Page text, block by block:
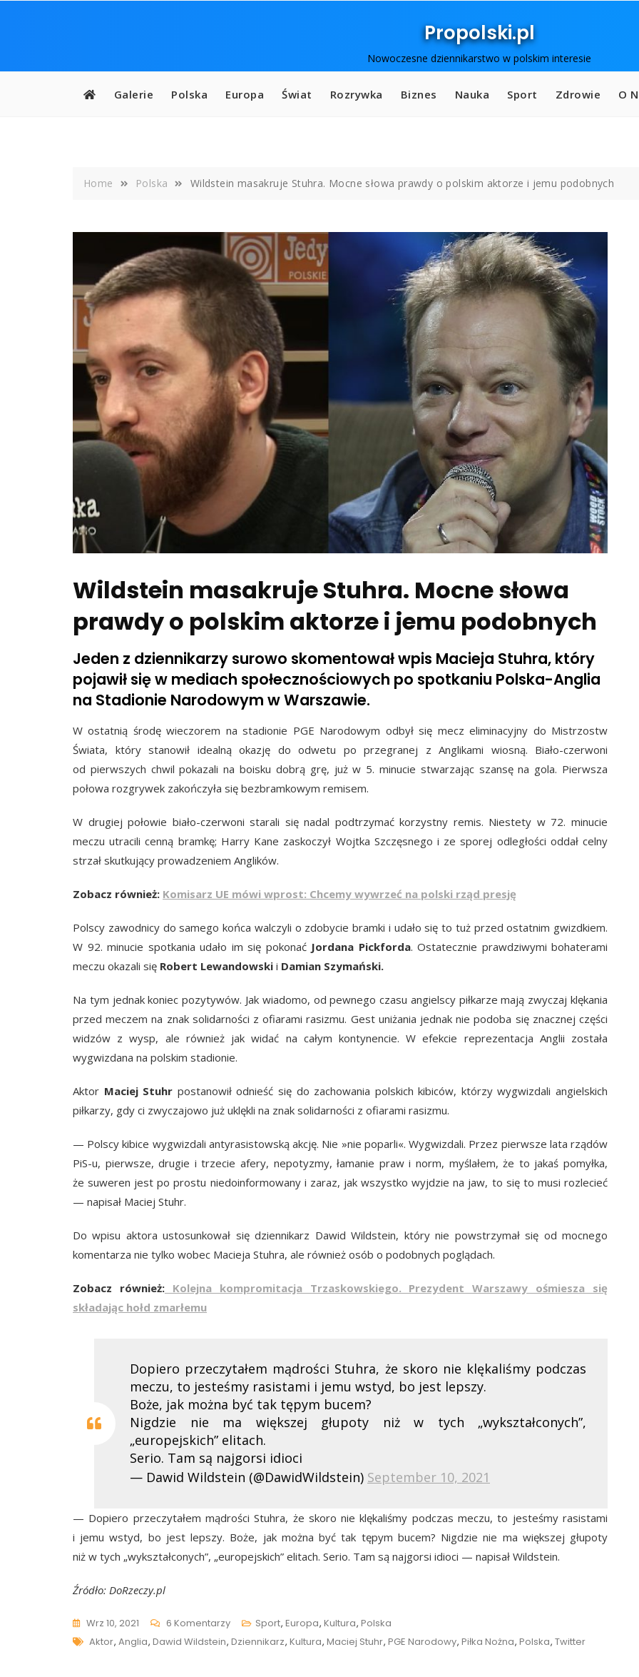
Propolski.pl
Nowoczesne dziennikarstwo w polskim interesie
Galerie Polska Europa Świat Rozrywka Biznes Nauka Sport Zdrowie O
Home Polska Wildstein masakruje Stuhra. Mocne słowa prawdy o polskim aktorze i jemu podobnych
Wildstein masakruje Stuhra. Mocne słowa
prawdy o polskim aktorze i jemu podobnych
Jeden z dziennikarzy surowo skomentował wpis Macieja Stuhra, który
pojawił się w mediach społecznościowych po spotkaniu Polska-Anglia
na Stadionie Narodowym w Warszawie.
W ostatnią środę wieczorem na stadionie PGE Narodowym odbył się mecz eliminacyjny do Mistrzostw
Świata, który stanowił idealną okazję do odwetu po przegranej z Anglikami wiosną. Biało-czerwoni
od pierwszych chwil pokazali na boisku dobrą grę, już w 5. minucie stwarzając szansę na gola. Pierwsza
połowa rozgrywek zakończyła się bezbramkowym remisem.
W drugiej połowie biało-czerwoni starali się nadal podtrzymać korzystny remis. Niestety w 72. minucie
meczu utracili cenną bramkę; Harry Kane zaskoczył Wojtka Szczęsnego i ze sporej odległości oddał celny
strzał skutkujący prowadzeniem Anglików.
Zobacz również: Komisarz UE mówi wprost: Chcemy wywrzeć na polski rząd presję
Polscy zawodnicy do samego końca walczyli o zdobycie bramki i udało się to tuż przed ostatnim gwizdkiem.
W 92. minucie spotkania udało im się pokonać Jordana Pickforda. Ostatecznie prawdziwymi bohaterami
meczu okazali się Robert Lewandowski i Damian Szymański.
Na tym jednak koniec pozytywów. Jak wiadomo, od pewnego czasu angielscy piłkarze mają zwyczaj klękania
przed meczem na znak solidarności z ofiarami rasizmu. Gest uniżania jednak nie podoba się znacznej części
widzów z wysp, ale również jak widać na całym kontynencie. W efekcie reprezentacja Anglii została
wygwizdana na polskim stadionie.
Aktor Maciej Stuhr postanowił odnieść się do zachowania polskich kibiców, którzy wygwizdali angielskich
piłkarzy, gdy ci zwyczajowo już uklękli na znak solidarności z ofiarami rasizmu.
— Polscy kibice wygwizdali antyrasistowską akcję. Nie »nie poparli«. Wygwizdali. Przez pierwsze lata rządów
PiS-u, pierwsze, drugie i trzecie afery, nepotyzmy, łamanie praw i norm, myślałem, że to jakaś pomyłka,
że suweren jest po prostu niedoinformowany i zaraz, jak wszystko wyjdzie na jaw, to się to musi rozlecieć
— napisał Maciej Stuhr.
Do wpisu aktora ustosunkował się dziennikarz Dawid Wildstein, który nie powstrzymał się od mocnego
komentarza nie tylko wobec Macieja Stuhra, ale również osób o podobnych poglądach.
Zobacz również:Kolejna kompromitacja Trzaskowskiego. Prezydent Warszawy ośmiesza się
składając hołd zmarłemu
Dopiero przeczytałem mądrości Stuhra, że skoro nie klękaliśmy podczas
meczu, to jesteśmy rasistami i jemu wstyd, bo jest lepszy.
Boże, jak można być tak tępym bucem?
Nigdzie nie ma większej głupoty niż w tych „wykształconych”,
„europejskich” elitach.
Serio. Tam są najgorsi idioci
— Dawid Wildstein (@DawidWildstein) September 10, 2021
— Dopiero przeczytałem mądrości Stuhra, że skoro nie klękaliśmy podczas meczu, to jesteśmy rasistami
i jemu wstyd, bo jest lepszy. Boże, jak można być tak tępym bucem? Nigdzie nie ma większej głupoty
niż w tych „wykształconych”, „europejskich” elitach. Serio. Tam są najgorsi idioci — napisał Wildstein.
Źródło: DoRzeczy.pl
Wrz 10, 2021 6 KomentarzyDo
Wildstein
Sport, Europa, Kultura, Polska
Tags
Aktor, Anglia, Dawid Wildstein, Dziennikarz, Kultura, Maciej Stuhr, PGE Narodowy, Piłka Nożna, Polska, Twitter